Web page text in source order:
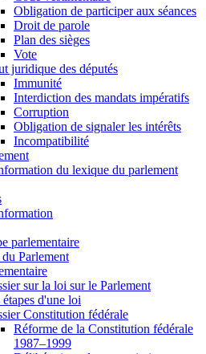
Obligation de participer aux séances
Droit de parole
Plan des sièges
Vote
juridique des députés
Immunité
Interdiction des mandats impératifs
Corruption
Obligation de signaler les intérêts
Incompatibilité
du lexique du parlement
parlementaire
Parlement
sur la loi sur le Parlement
étapes d'une loi
Constitution fédérale
Réforme de la Constitution fédérale
1987–1999